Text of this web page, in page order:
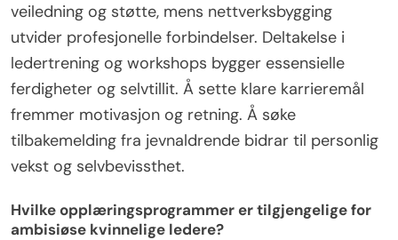
veiledning og støtte, mens nettverksbygging
utvider profesjonelle forbindelser. Deltakelse i
ledertrening og workshops bygger essensielle
ferdigheter og selvtillit. Å sette klare karrieremål
fremmer motivasjon og retning. Å søke
tilbakemelding fra jevnaldrende bidrar til personlig
vekst og selvbevissthet.
Hvilke opplæringsprogrammer er tilgjengelige for
ambisiøse kvinnelige ledere?